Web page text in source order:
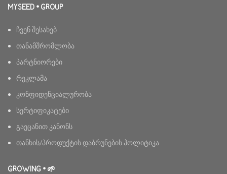
MYSEED • GROUP
ჩვენ შესახებ
თანამშრომლობა
პარტნიორები
რეკლამა
კონფიდენციალურობა
სერტიფიკატები
გაეცანით კანონს
თანხის/პროდუქტის დაბრუნების პოლიტიკა
GROWING • 🌱